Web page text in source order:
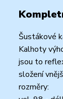
Šustákové
Kalhoty
jsou to
složení
rozměry: